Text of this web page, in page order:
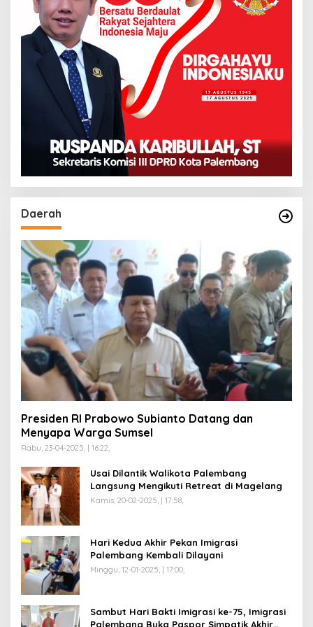
Daerah
Presiden RI Prabowo Subianto Datang dan
Menyapa Warga Sumsel
Rabu, 23-04-2025, | 16:22,
Usai Dilantik Walikota Palembang
Langsung Mengikuti Retreat di Magelang
Kamis, 20-02-2025, | 17:58,
Hari Kedua Akhir Pekan Imigrasi
Palembang Kembali Dilayani
Minggu, 12-01-2025, | 17:00,
Sambut Hari Bakti Imigrasi ke-75, Imigrasi
Palembang Buka Paspor Simpatik Akhir